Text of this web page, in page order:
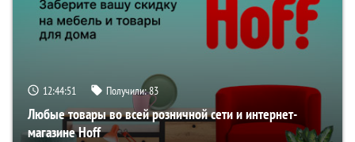
12:44:50 Получили:83
Любые товары во всей розничной сети и интернет-
магазине Hoff